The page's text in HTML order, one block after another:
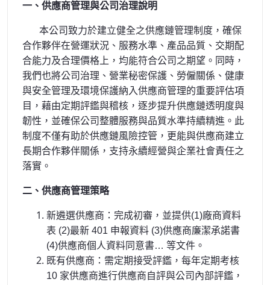
一、供應商管理與公司治理說明
本公司致力於建立健全之供應鏈管理制度，確保
合作夥伴在營運狀況、服務水準、產品品質、交期配
合能力及合理價格上，均能符合公司之期望。同時，
我們也將公司治理、營業秘密保護、勞僱關係、健康
與安全管理及環境保護納入供應商管理的重要評估項
目，藉由定期評鑑與稽核，逐步提升供應鏈透明度與
韌性，並確保公司整體服務與品質水準持續精進。此
制度不僅有助於供應鏈風險控管，更能與供應商建立
長期合作夥伴關係，支持永續經營與企業社會責任之
落實。
二、供應商管理策略
新遴選供應商：完成初審，並提供(1)廠商資料
表 (2)最新 401 申報資料 (3)供應商廉潔承諾書
(4)供應商個人資料同意書… 等文件。
既有供應商：需定期接受評鑑，每年定期考核
10 家供應商進行供應商自評與公司內部評鑑，